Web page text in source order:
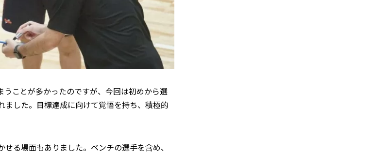
ことが多かったのですが、今回は初めから選
した。目標達成に向けて覚悟を持ち、積極的
る場面もありました。ベンチの選手を含め、